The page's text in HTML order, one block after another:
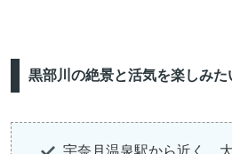
黒部川の絶景と活気を楽しみ
宇奈月温泉駅から近く、